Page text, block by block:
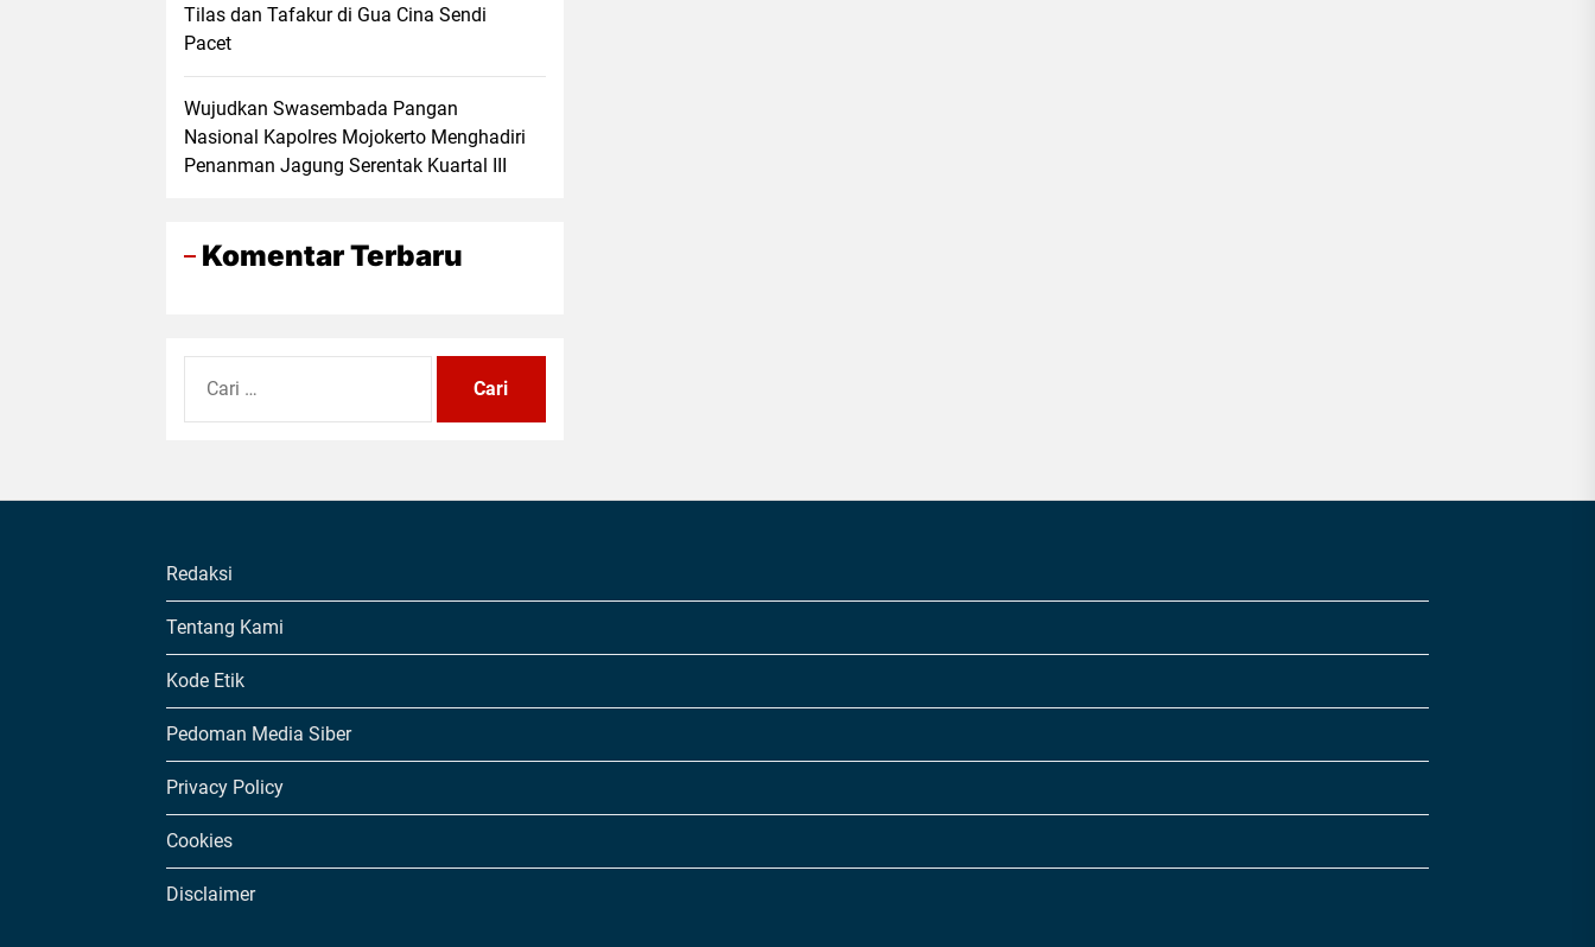
Tilas dan Tafakur di Gua Cina Sendi
Pacet
Wujudkan Swasembada Pangan
Nasional Kapolres Mojokerto Menghadiri
Penanman Jagung Serentak Kuartal III
Komentar Terbaru
untuk:
Redaksi
Tentang Kami
Kode Etik
Pedoman Media Siber
Privacy Policy
Cookies
Disclaimer